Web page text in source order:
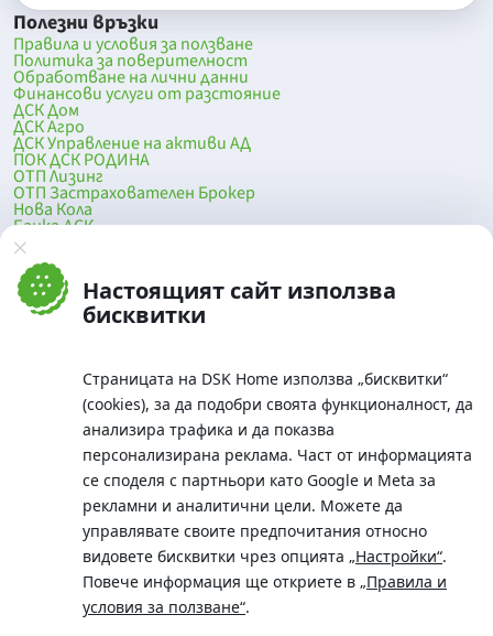
Настоящият сайт използва
бисквитки
Страницата на DSK Home използва „бисквитки“
(cookies), за да подобри своята функционалност, да
анализира трафика и да показва
персонализирана реклама. Част от информацията
се споделя с партньори като Google и Meta за
рекламни и аналитични цели. Можете да
управлявате своите предпочитания относно
видовете бисквитки чрез опцията „Настройки“.
Повече информация ще откриете в „Правила и
условия за ползване“.
Полезни връзки
Правила и условия за ползване
Политика за поверителност
Обработване на лични данни
Финансови услуги от разстояние
ДСК Дом
ДСК Агро
ДСК Управление на активи АД
ПОК ДСК РОДИНА
ОТП Лизинг
ОТП Застрахователен Брокер
Нова Кола
Банка ДСК
DSK Mobile
Оферти за продажба от Банка ДСК
Клонова мрежа и банкомати
До началото на страницата
Телефон:
0700 10 375 / *2375
Московска No.19 / ул. Г. Бенковски No. 5, София 1036
SWIFT/BIC: